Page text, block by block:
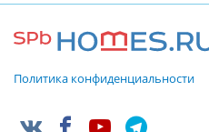
Политика конфиденциальности